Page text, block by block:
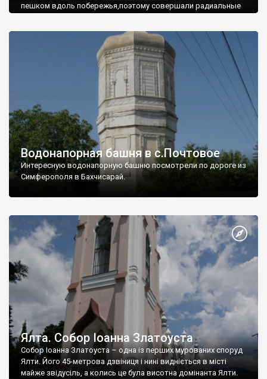
пешком вдоль побережья,поэтому совершали радиальные
Водонапорная башня в с.Почтовое
Интересную водонапорную башню посмотрели по дороге из
Симферополя в Бахчисарай.
Ялта. Собор Іоанна Златоуста
Собор Іоанна Златоуста – одна із перших мурованих споруд
Ялти. Його 45-метрова дзвіниця і нині видніється в місті
майже звідусіль, а колись це була висотна домінанта Ялти.